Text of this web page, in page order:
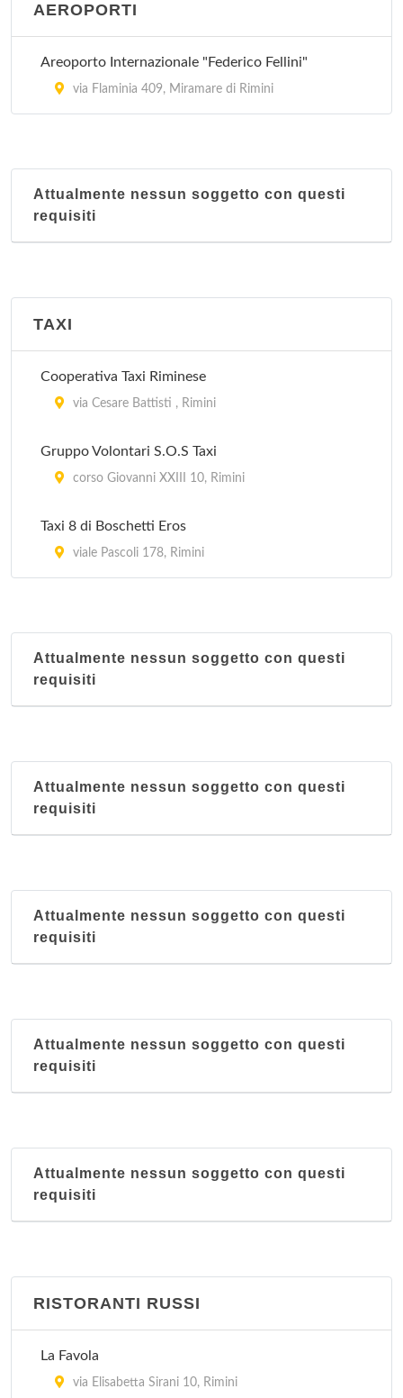
AEROPORTI
Areoporto Internazionale "Federico Fellini"
via Flaminia 409, Miramare di Rimini
Attualmente nessun soggetto con questi
requisiti
TAXI
Cooperativa Taxi Riminese
via Cesare Battisti , Rimini
Gruppo Volontari S.O.S Taxi
corso Giovanni XXIII 10, Rimini
Taxi 8 di Boschetti Eros
viale Pascoli 178, Rimini
Attualmente nessun soggetto con questi
requisiti
Attualmente nessun soggetto con questi
requisiti
Attualmente nessun soggetto con questi
requisiti
Attualmente nessun soggetto con questi
requisiti
Attualmente nessun soggetto con questi
requisiti
RISTORANTI RUSSI
La Favola
via Elisabetta Sirani 10, Rimini